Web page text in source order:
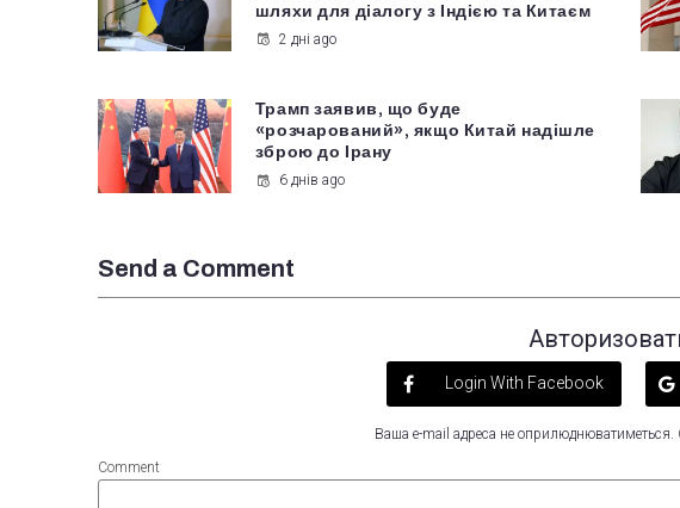
шляхи для діалогу з Індією та Китаєм
2 дні ago
Трамп заявив, що буде
«розчарований», якщо Китай надішле
зброю до Ірану
6 днів ago
Send a Comment
Login With Facebook
Ваша e-mail адреса не оприлюднюватиметься.
Comment